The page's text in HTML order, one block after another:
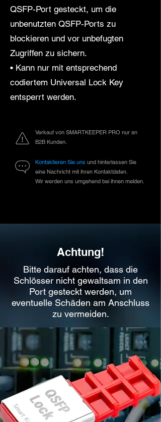
QSFP-Port gesteckt, um die
unbenutzten QSFP-Ports zu
blockieren und vor unbefugten
Zugriffen zu sichern.
• Kann nur mit entsprechend
codiertem Universal Lock Key
entsperrt werden.
Verkauf von SMARTKEEPER PRO nur an
B2B Kunden.
Kontaktieren Sie uns und hinterlassen Sie
eine Nachricht mit ihren Kontaktdaten.
Wir werden uns umgehend bei ihnen melden.
Achtung!
Bitte darauf achten, dass die
Schlösser nicht gewaltsam in den
Port gesteckt werden, um
eventuelle Schäden am Anschluss
zu vermeiden.